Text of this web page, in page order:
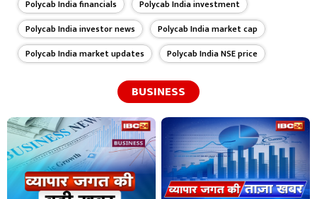
Polycab India financials
Polycab India investment
Polycab India investor news
Polycab India market cap
Polycab India market updates
Polycab India NSE price
BUSINESS